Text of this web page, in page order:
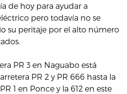
de hoy para ayudar a
pero todavía no se
su peritaje por el alto número
PR 3 en Naguabo está
PR 2 y PR 666 hasta la
1 en Ponce y la 612 en este